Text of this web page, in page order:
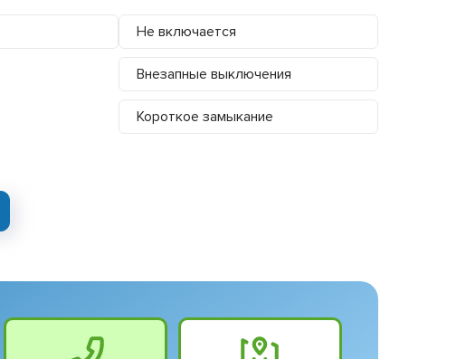
Не включается
Внезапные выключения
Короткое замыкание